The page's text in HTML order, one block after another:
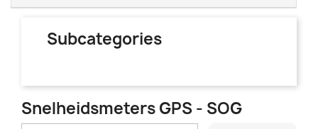
Subcategories
Snelheidsmeters GPS - SOG